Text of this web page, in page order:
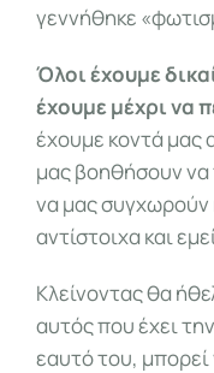
γεννήθηκε
Όλοι έχουμε
έχουμε μέχρι να
έχουμε κοντά
μας βοηθήσουν
να μας συγχωρούν
αντίστοιχα και
Κλείνοντας θα
αυτός που έχει
εαυτό του,